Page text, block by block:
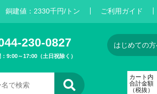
銅建値： 2330千円/トン ご利用ガイド
230-0827
9:00～17:00（土日祝除く）
はじめての
カート内
合計金額
（税抜）